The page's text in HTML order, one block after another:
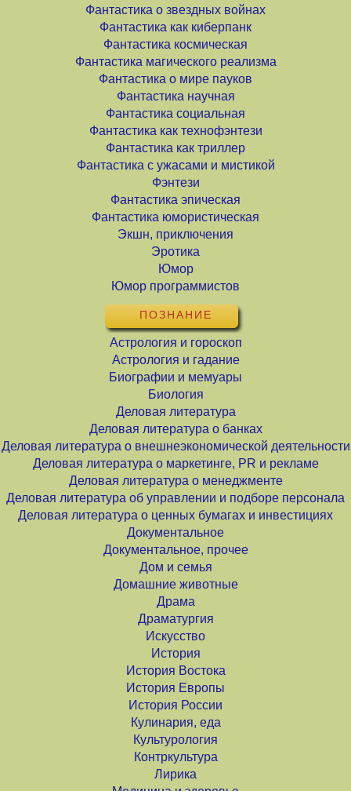
Фантастика о звездных войнах
Фантастика как киберпанк
Фантастика космическая
Фантастика магического реализма
Фантастика о мире пауков
Фантастика научная
Фантастика социальная
Фантастика как технофэнтези
Фантастика как триллер
Фантастика с ужасами и мистикой
Фэнтези
Фантастика эпическая
Фантастика юмористическая
Экшн, приключения
Эротика
Юмор
Юмор программистов
ПОЗНАНИЕ
Астрология и гороскоп
Астрология и гадание
Биографии и мемуары
Биология
Деловая литература
Деловая литература о банках
Деловая литература о внешнеэкономической деятельности
Деловая литература о маркетинге, PR и рекламе
Деловая литература о менеджменте
Деловая литература об управлении и подборе персонала
Деловая литература о ценных бумагах и инвестициях
Документальное
Документальное, прочее
Дом и семья
Домашние животные
Драма
Драматургия
Искусство
История
История Востока
История Европы
История России
Кулинария, еда
Культурология
Контркультура
Лирика